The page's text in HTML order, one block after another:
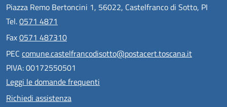
Piazza Remo Bertoncini 1, 56022, Castelfranco di Sotto, PI
Tel.0571 4871
Fax0571 487310
PEC comune.castelfrancodisotto@postacert.toscana.it
PIVA: 00172550501
Leggi le domande frequenti
Richiedi assistenza